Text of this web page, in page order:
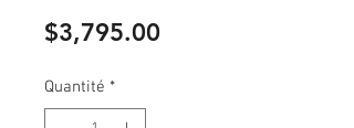
$3,795.00Prix
Quantité *